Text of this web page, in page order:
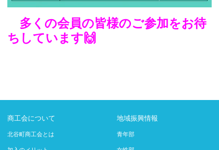
多くの会員の皆様のご参加をお待
ちしています🙌
商工会について
北谷町商工会とは
地域振興情報
青年部